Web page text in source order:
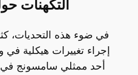
التكهنات
في ضوء هذه التحديات،
إجراء تغييرات هيكلية
أحد ممثلي سامسونج